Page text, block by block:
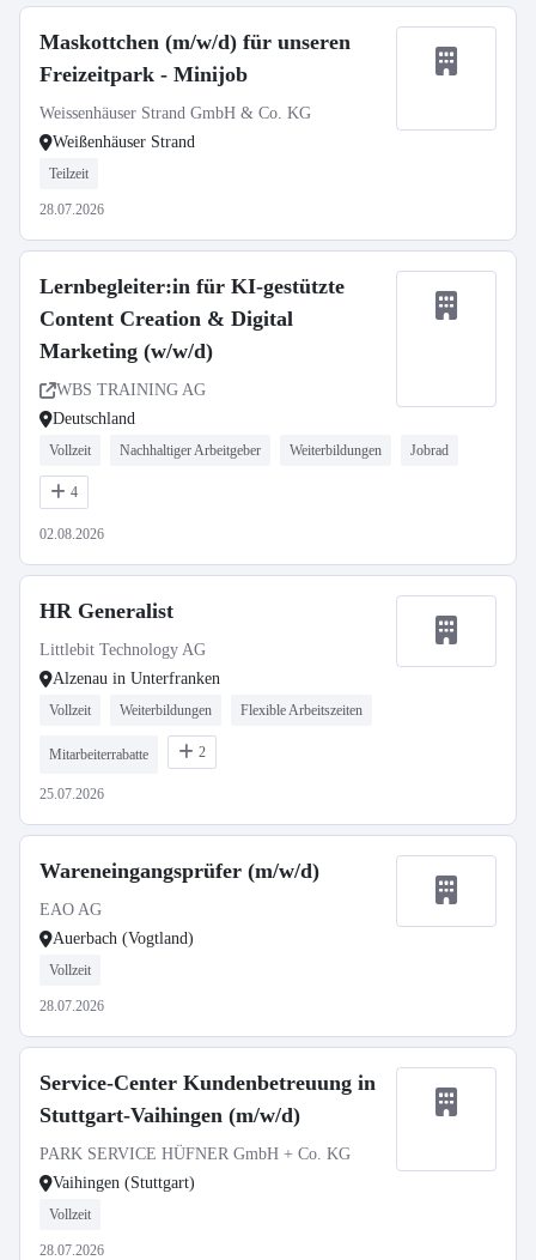
Maskottchen (m/w/d) für unseren
Freizeitpark - Minijob
Weissenhäuser Strand GmbH & Co. KG
Weißenhäuser Strand
Teilzeit
28.07.2026
Lernbegleiter:in für KI-gestützte
Content Creation & Digital
Marketing (w/w/d)
WBS TRAINING AG
Deutschland
Vollzeit Nachhaltiger Arbeitgeber Weiterbildungen Jobrad
4
02.08.2026
HR Generalist
Littlebit Technology AG
Alzenau in Unterfranken
Vollzeit Weiterbildungen Flexible Arbeitszeiten
Mitarbeiterrabatte 2
25.07.2026
Wareneingangsprüfer (m/w/d)
EAO AG
Auerbach (Vogtland)
Vollzeit
28.07.2026
Service-Center Kundenbetreuung in
Stuttgart-Vaihingen (m/w/d)
PARK SERVICE HÜFNER GmbH + Co. KG
Vaihingen (Stuttgart)
Vollzeit
28.07.2026